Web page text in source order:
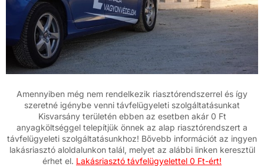
Amennyiben még nem rendelkezik riasztórendszerrel és így
szeretné igénybe venni távfelügyeleti szolgáltatásunkat
Kisvarsány területén ebben az esetben akár 0 Ft
anyagköltséggel telepítjük önnek az alap riasztórendszert a
távfelügyeleti szolgáltatásunkhoz! Bővebb információt az ingyen
lakásriasztó aloldalunkon talál, melyet az alábbi linken keresztül
érhet el. Lakásriasztó távfelügyelettel 0 Ft-ért!